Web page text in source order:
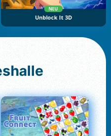
NEU
Unblock It 3D